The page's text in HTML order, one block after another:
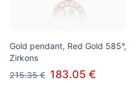
Gold pendant, Red Gold 585°,
Zirkons
215.35 € 183.05 €